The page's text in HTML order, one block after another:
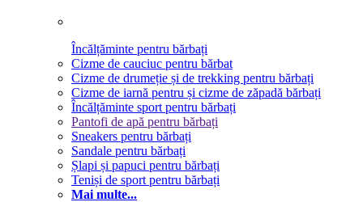
Încălțăminte pentru bărbați
Cizme de cauciuc pentru bărbat
Cizme de drumeție și de trekking pentru bărbați
Cizme de iarnă pentru și cizme de zăpadă bărbați
Încălțăminte sport pentru bărbați
Pantofi de apă pentru bărbați
Sneakers pentru bărbați
Sandale pentru bărbați
Șlapi și papuci pentru bărbați
Teniși de sport pentru bărbați
Mai multe...